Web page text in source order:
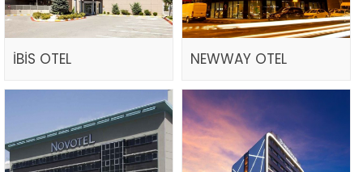
İBİS OTEL NEWWAY OTEL